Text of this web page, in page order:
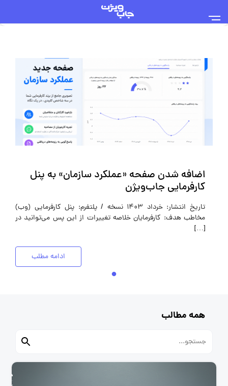
اضافه شدن صفحه «عملکرد سازمان» به پنل
کارفرمایی جاب‌ویژن
تاریخ انتشار: خرداد ۱۴۰3 نسخه / پلتفرم: پنل کارفرمایی (وب)
مخاطب هدف: کارفرمایان خلاصه تغییرات از این پس می‌توانید در
[…]
ادامه مطلب
همه مطالب